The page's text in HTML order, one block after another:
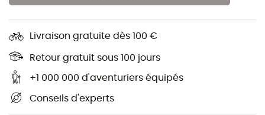
Livraison gratuite dès 100 €
Retour gratuit sous 100 jours
+1 000 000 d'aventuriers équipés
Conseils d'experts